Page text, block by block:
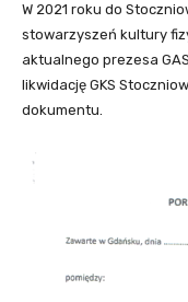
W 2021 roku do
stowarzyszeń kultury
aktualnego prezesa
likwidację GKS
dokumentu.